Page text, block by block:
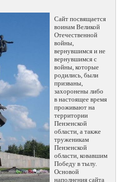
Сайт посвящается
воинам Великой
Отечественной
войны,
вернувшимся и не
вернувшимся с
войны, которые
родились, были
призваны,
захоронены либо
в настоящее время
проживают на
территории
Пензенской
области, а также
труженикам
Пензенской
области, ковавшим
Победу в тылу.
Основой
наполнения сайта